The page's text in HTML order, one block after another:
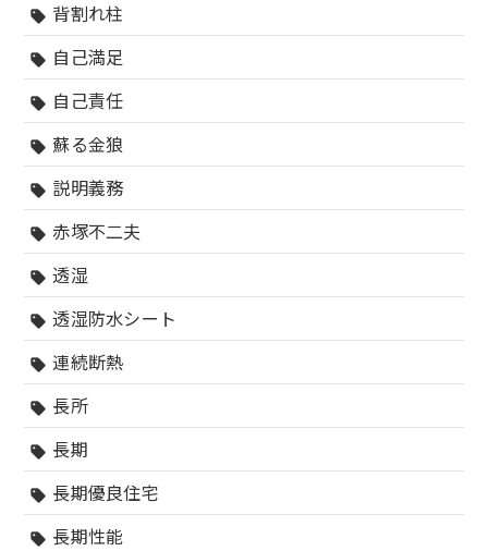
sell 背割れ柱
sell 自己満足
sell 自己責任
sell 蘇る金狼
sell 説明義務
sell 赤塚不二夫
sell 透湿
sell 透湿防水シート
sell 連続断熱
sell 長所
sell 長期
sell 長期優良住宅
sell 長期性能